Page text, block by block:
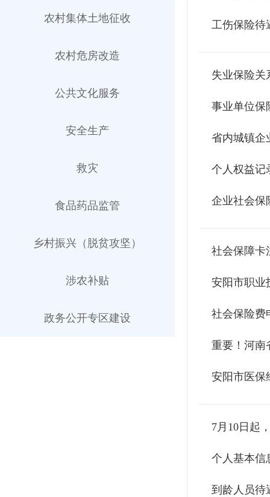
农村集体土地征收
农村危房改造
公共文化服务
安全生产
救灾
食品药品监管
乡村振兴（脱贫攻坚）
涉农补贴
政务公开专区建设
工伤保险待
失业保险关
事业单位保
省内城镇企
个人权益记
企业社会保
社会保障卡
安阳市职业
社会保险费
重要！河南
安阳市医保
7月10日起
个人基本信
到龄人员待